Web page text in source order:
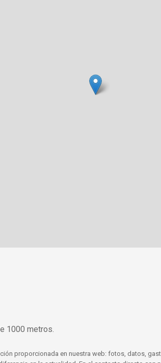
1000 metros.
proporcionada en nuestra web: fotos, datos,